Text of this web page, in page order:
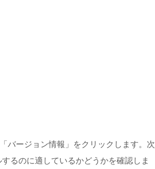
バージョン情報」をクリックします。次
るのに適しているかどうかを確認しま